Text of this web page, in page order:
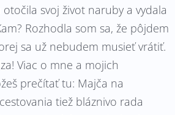
svoj život naruby a vydala
Rozhodla som sa, že pôjdem
sa už nebudem musieť vrátiť.
Viac o mne a mojich
prečítať tu: Majča na
tiež bláznivo rada